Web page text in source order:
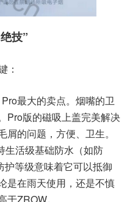
技”
：
最大的卖点。烟嘴的卫
Pro版的磁吸上盖完美解决
的问题，方便、卫生。
生活级基础防水（如防
等级意味着它可以抵御
是在雨天使用，还是不慎